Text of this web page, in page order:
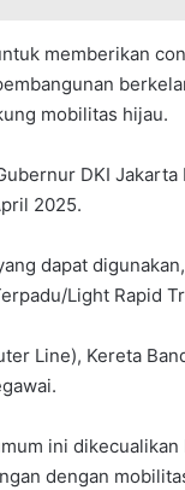
memberikan
mobilitas hijau.
DKI
2025.
dapat
Light Rapid
Line), Kereta
ini
dengan